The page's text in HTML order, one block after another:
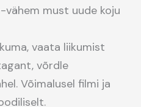
vähem must uude koju
vaata liikumist
võrdle
Võimalusel filmi ja